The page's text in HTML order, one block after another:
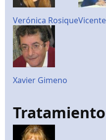
Verónica Rosique
Xavier Gimeno